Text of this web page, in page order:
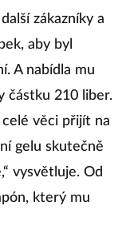
zákazníky a
aby byl
A nabídla mu
částku 210 liber.
celé věci přijít na
gelu skutečně
vysvětluje. Od
který mu